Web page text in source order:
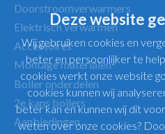
Doorstroomverwarmers
Elektrisch verwarmen
Accessoires
Montage materialen
Boiler onderdelen
2e kans boilers
Aanbiedingen
Deze website
Wij gebruiken cookies en
beter en persoonlijker te
cookies werkt onze website
cookies kunnen wij
beter kan en kunnen wij dit
weten over onze cookies?